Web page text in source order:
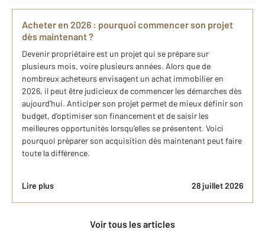
Acheter en 2026 : pourquoi commencer son projet
dès maintenant ?
Devenir propriétaire est un projet qui se prépare sur
plusieurs mois, voire plusieurs années. Alors que de
nombreux acheteurs envisagent un achat immobilier en
2026, il peut être judicieux de commencer les démarches dès
aujourd’hui. Anticiper son projet permet de mieux définir son
budget, d’optimiser son financement et de saisir les
meilleures opportunités lorsqu’elles se présentent. Voici
pourquoi préparer son acquisition dès maintenant peut faire
toute la différence.
Lire plus 28 juillet 2026
Voir tous les articles